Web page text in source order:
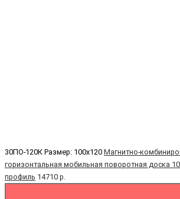
30ПО-120К Размер: 100х120 Магнитно-
горизонтальная мобильная поворотная доска
профиль 14710 р.